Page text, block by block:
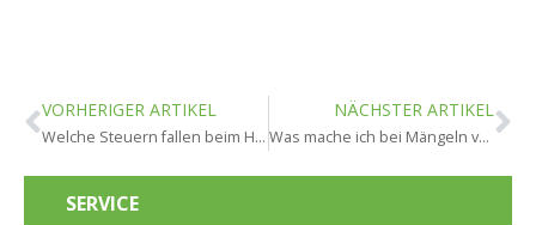
VORHERIGER ARTIKEL
Welche Steuern fallen beim Hausverkauf in Oestrich-Winkel an?
NÄCHSTER ARTIKEL
Was mache ich bei Mängeln vor dem Verkauf in Oestrich-Winkel?
SERVICE